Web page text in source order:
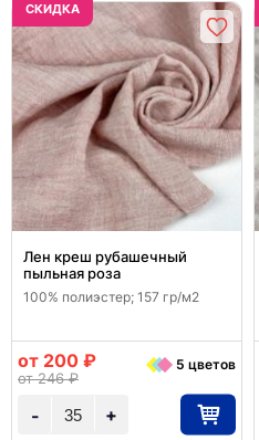
CКИДКА
Лен креш рубашечный
пыльная роза
100% полиэстер; 157 гр/м2
+
-
от 200 ₽
от 246 ₽
5 цветов